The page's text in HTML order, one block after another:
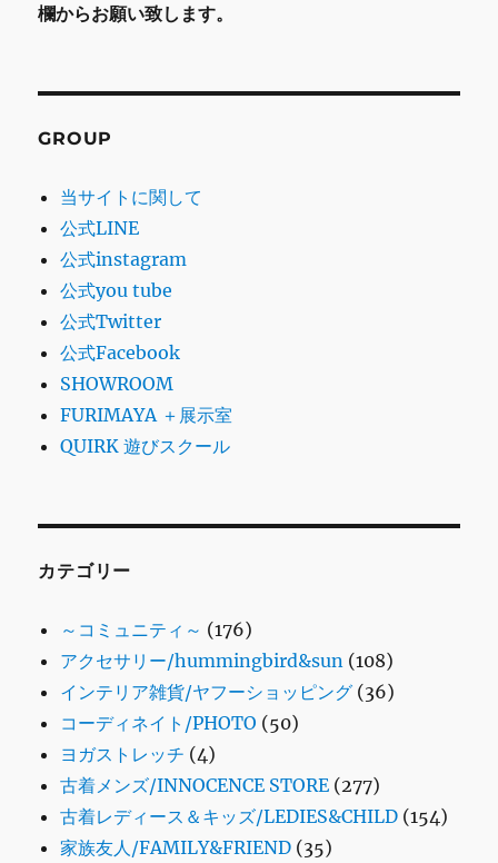
欄からお願い致します。
GROUP
当サイトに関して
公式LINE
公式instagram
公式you tube
公式Twitter
公式Facebook
SHOWROOM
FURIMAYA ＋展示室
QUIRK 遊びスクール
カテゴリー
～コミュニティ～ (176)
アクセサリー/hummingbird&sun (108)
インテリア雑貨/ヤフーショッピング (36)
コーディネイト/PHOTO (50)
ヨガストレッチ (4)
古着メンズ/INNOCENCE STORE (277)
古着レディース＆キッズ/LEDIES&CHILD (154)
家族友人/FAMILY&FRIEND (35)